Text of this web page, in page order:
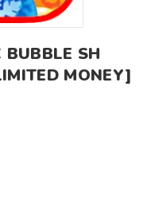
SH
MONEY]